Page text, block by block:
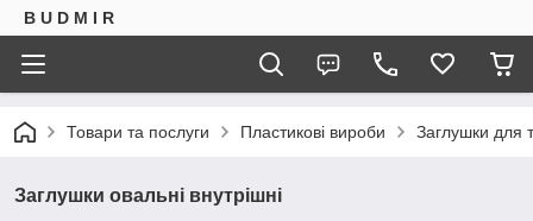
B U D M I R
Товари та послуги Пластикові вироби Заглушки для
Заглушки овальні внутрішні